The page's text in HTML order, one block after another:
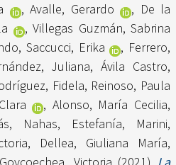
, Avalle, Gerardo , De la
,Villegas Guzmán, Sabrina
, Saccucci, Erika , Ferrero,
Juliana,Ávila Castro,
Fidela, Reinoso, Paula
, Alonso, María Cecilia,
, Nahas, Estefanía, Marini,
, Dellea, Giuliana María,